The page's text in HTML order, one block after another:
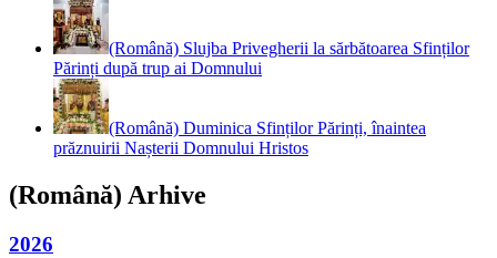
(Română) Slujba Privegherii la sărbătoarea Sfinților
Părinți după trup ai Domnului
(Română) Duminica Sfinților Părinți, înaintea
prăznuirii Nașterii Domnului Hristos
(Română) Arhive
2026